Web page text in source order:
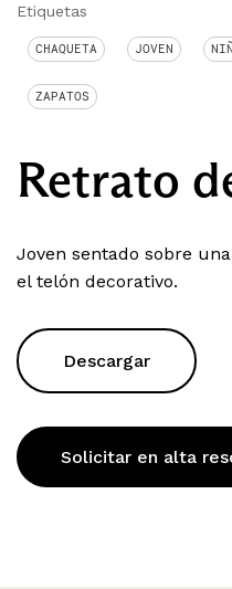
Etiquetas
CHAQUETA JOVEN
ZAPATOS
Retrato
Joven sentado sobre
el telón decorativo.
Descargar
Solicitar en alta